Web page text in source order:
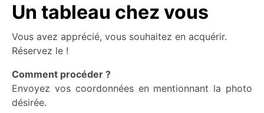
Un tableau chez vous
Vous avez apprécié, vous souhaitez en acquérir.
Réservez le !
Comment procéder ?
Envoyez vos coordonnées en mentionnant la photo
désirée.